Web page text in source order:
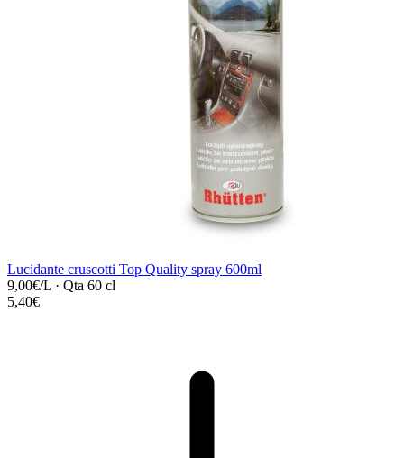
Lucidante cruscotti Top Quality spray 600ml
9,00€/L · Qta 60 cl
5,40€